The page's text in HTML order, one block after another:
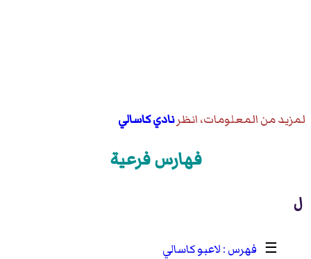
لمزيد من المعلومات، انظرنادي كاسالي
فهارس فرعية
ل
☰ لاعبو كاسالي